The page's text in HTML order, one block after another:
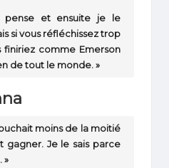
et ensuite je le
si vous réfléchissez trop
finiriez comme Emerson
de tout le monde. »
moins de la moitié
gagner. Je le sais parce
»